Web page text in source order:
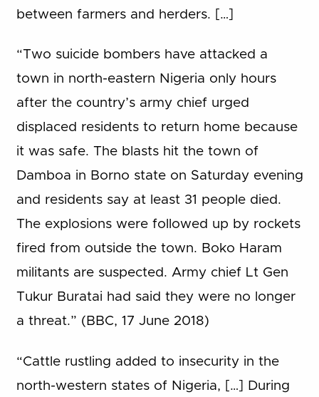
between farmers and herders. […]
“Two suicide bombers have attacked a
town in north-eastern Nigeria only hours
after the country’s army chief urged
displaced residents to return home because
it was safe. The blasts hit the town of
Damboa in Borno state on Saturday evening
and residents say at least 31 people died.
The explosions were followed up by rockets
fired from outside the town. Boko Haram
militants are suspected. Army chief Lt Gen
Tukur Buratai had said they were no longer
a threat.” (BBC, 17 June 2018)
“Cattle rustling added to insecurity in the
north-western states of Nigeria, […] During